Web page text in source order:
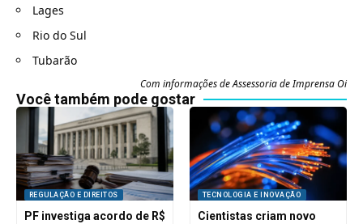
Lages
Rio do Sul
Tubarão
Com informações de Assessoria de Imprensa Oi
Você também pode gostar
REGULAÇÃO E DIREITOS
PF investiga acordo de R$
TECNOLOGIA E INOVAÇÃO
Cientistas criam novo